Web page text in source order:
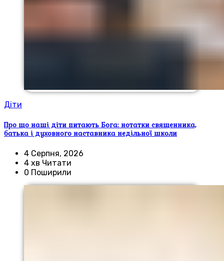
Діти
Про що наші діти питають Бога: нотатки священника,
батька і духовного наставника недільної школи
4 Серпня, 2026
4 хв Читати
0 Поширили